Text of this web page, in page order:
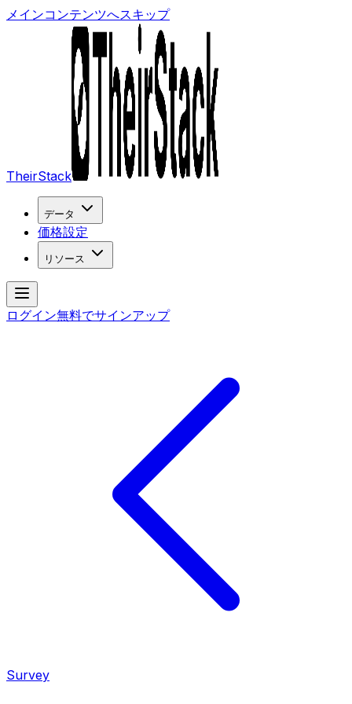
メインコンテンツへスキップ
TheirStack
データ
価格設定
リソース
ログイン無料でサインアップ
Survey